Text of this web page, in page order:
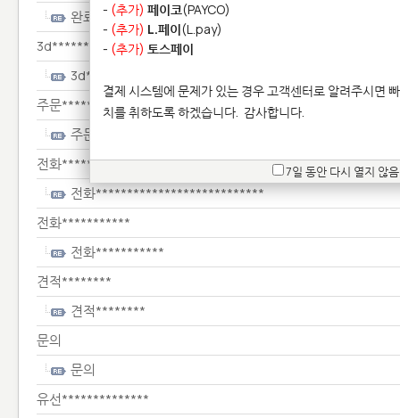
완료
3d*************
3d*************
주문*****
주문*****
전화***************************
전화***************************
전화***********
전화***********
견적********
견적********
문의
문의
유선**************
- (추가) 페이코(PAYCO)
- (추가) L.페이(L.pay)
- (추가) 토스페이
결제 시스템에 문제가 있는 경우 고객센터로 알려주시면
치를 취하도록 하겠습니다. 감사합니다.
7일 동안 다시 열지 않음